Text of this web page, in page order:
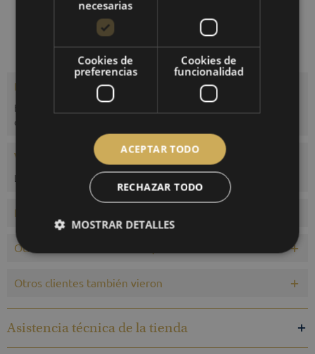
N.º artículo:
Descripción
Barómetro marítimo con mecanismo visible de latón pesado. La
carcasa de latón fundido viene...
Valoraciones 0
Leer, escribir y debatir reseñas...
Productos similares
Otros clientes también compraron
Otros clientes también vieron
Asistencia técnica de la tienda
necesarias
Cookies de
preferencias
Cookies de
funcionalidad
ACEPTAR TODO
RECHAZAR TODO
MOSTRAR DETALLES